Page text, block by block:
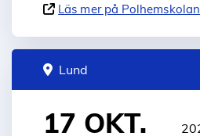
Läs mer på
Lund
17 OKT.